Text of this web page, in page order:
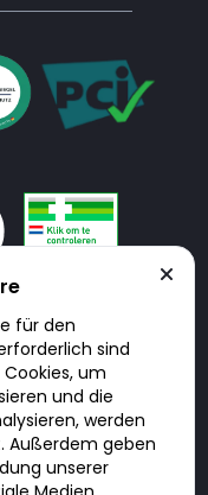
ist ausdrücklich
Medikamente oder
Informationen zu
Internetseite beinhalten
der in Ihrem Land
sind Sie als Nutzer
auf Doktorabc durch
Sie erklären,
und zu nutzen.
für den
sind
um
und die
werden
Außerdem geben
unserer